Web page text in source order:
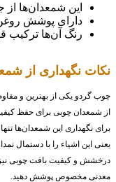
این شمعدان‌ها
دارای پوشش
رنگ‌ آن‌ها ترکیب
نکات نگهداری از
چوب گردو یکی از بهترین و
از شمعدان چوبی برای حفظ
برای نگهداری این شمعدان‌ها
یعنی این اشیاء را با دستمال
درخشش و کیفیت بافت چوبی
معدنی مخصوص پوشش دهید.